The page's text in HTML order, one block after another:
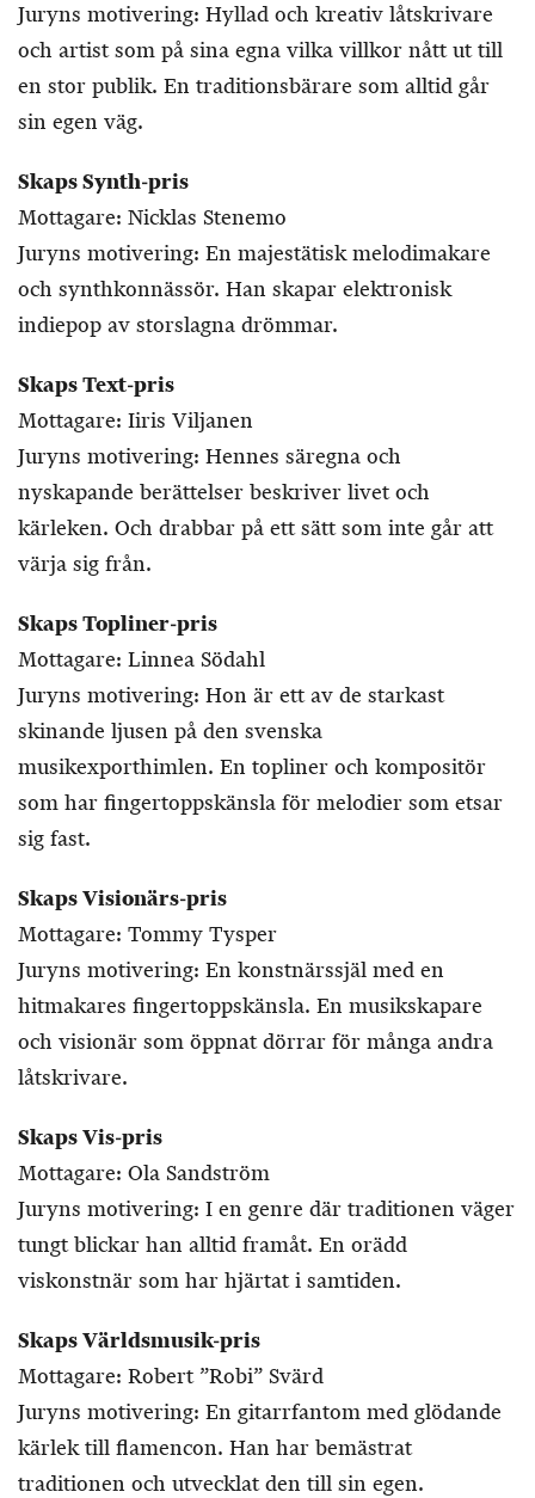
Juryns motivering: Hyllad och kreativ låtskrivare
och artist som på sina egna vilka villkor nått ut till
en stor publik. En traditionsbärare som alltid går
sin egen väg.
Skaps Synth-pris
Mottagare: Nicklas Stenemo
Juryns motivering: En majestätisk melodimakare
och synthkonnässör. Han skapar elektronisk
indiepop av storslagna drömmar.
Skaps Text-pris
Mottagare: Iiris Viljanen
Juryns motivering: Hennes säregna och
nyskapande berättelser beskriver livet och
kärleken. Och drabbar på ett sätt som inte går att
värja sig från.
Skaps Topliner-pris
Mottagare: Linnea Södahl
Juryns motivering: Hon är ett av de starkast
skinande ljusen på den svenska
musikexporthimlen. En topliner och kompositör
som har fingertoppskänsla för melodier som etsar
sig fast.
Skaps Visionärs-pris
Mottagare: Tommy Tysper
Juryns motivering: En konstnärssjäl med en
hitmakares fingertoppskänsla. En musikskapare
och visionär som öppnat dörrar för många andra
låtskrivare.
Skaps Vis-pris
Mottagare: Ola Sandström
Juryns motivering: I en genre där traditionen väger
tungt blickar han alltid framåt. En orädd
viskonstnär som har hjärtat i samtiden.
Skaps Världsmusik-pris
Mottagare: Robert ”Robi” Svärd
Juryns motivering: En gitarrfantom med glödande
kärlek till flamencon. Han har bemästrat
traditionen och utvecklat den till sin egen.